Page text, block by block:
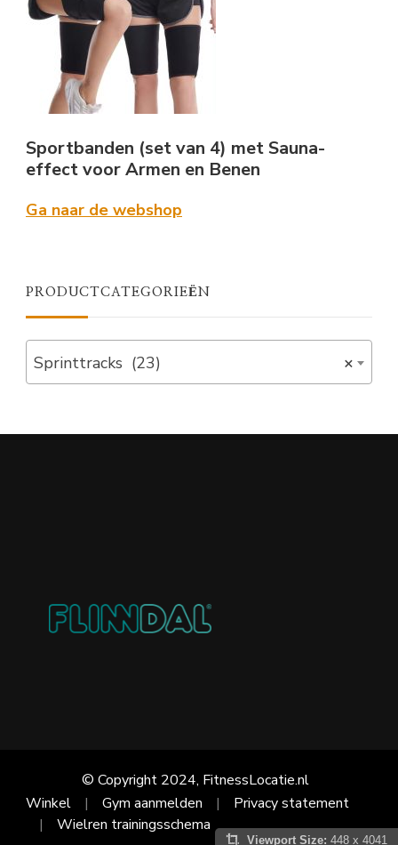
Sportbanden (set van 4) met Sauna-
effect voor Armen en Benen
Ga naar de webshop
PRODUCTCATEGORIEËN
×
Sprinttracks (23)
© Copyright 2024, FitnessLocatie.nl
Winkel
Gym aanmelden
Privacy statement
Wielren trainingsschema
Viewport Size: 448 x 4041